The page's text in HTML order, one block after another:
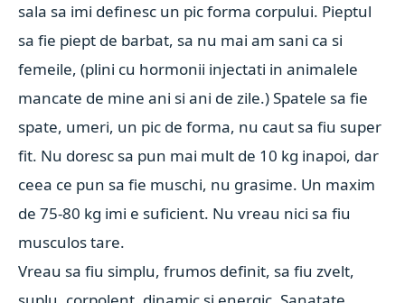
sala sa imi definesc un pic forma corpului. Pieptul
sa fie piept de barbat, sa nu mai am sani ca si
femeile, (plini cu hormonii injectati in animalele
mancate de mine ani si ani de zile.) Spatele sa fie
spate, umeri, un pic de forma, nu caut sa fiu super
fit. Nu doresc sa pun mai mult de 10 kg inapoi, dar
ceea ce pun sa fie muschi, nu grasime. Un maxim
de 75-80 kg imi e suficient. Nu vreau nici sa fiu
musculos tare.
Vreau sa fiu simplu, frumos definit, sa fiu zvelt,